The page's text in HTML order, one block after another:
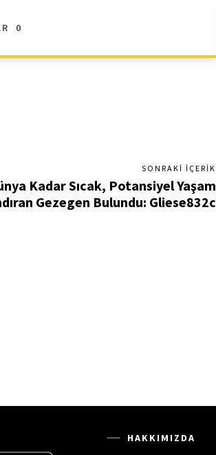
0
SONRAKI İÇERIK
Kadar Sıcak, Potansiyel Yaşam
Gezegen Bulundu: Gliese832c
HAKKIMIZDA